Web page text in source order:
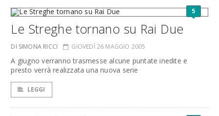
5
Le Streghe tornano su Rai Due
DI SIMONA RICCI GIOVEDÌ 26 MAGGIO 2005
A giugno verranno trasmesse alcune puntate inedite e
presto verrà realizzata una nuova serie
LEGGI